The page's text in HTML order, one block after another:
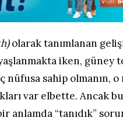
olarak tanımlanan
iken, güney
nüfusa sahip olmanın,
var elbette. Ancak
anlamda “tanıdık”